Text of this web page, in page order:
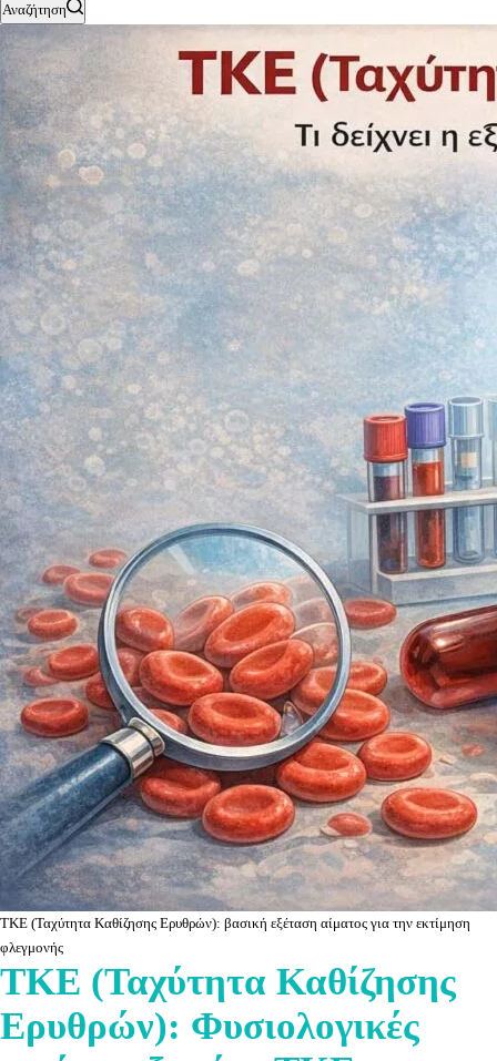
Αναζήτηση
ΤΚΕ (Ταχύτητα Καθίζησης Ερυθρών): βασική εξέταση αίματος για την εκτίμηση
φλεγμονής
ΤΚΕ (Ταχύτητα Καθίζησης
Ερυθρών): Φυσιολογικές